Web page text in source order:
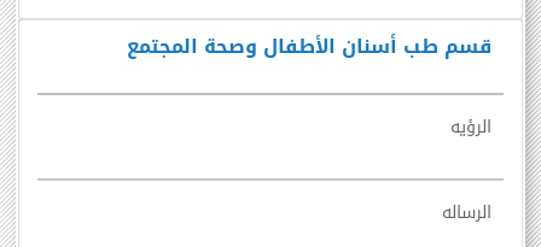
قسم طب أسنان الأطفال وصحة المجتمع
الرؤيه
الرساله